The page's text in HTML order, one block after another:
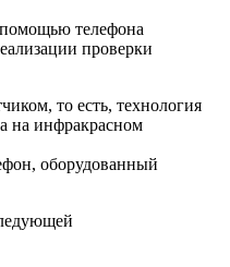
помощью телефона
проверки
то есть, технология
на инфракрасном
оборудованный